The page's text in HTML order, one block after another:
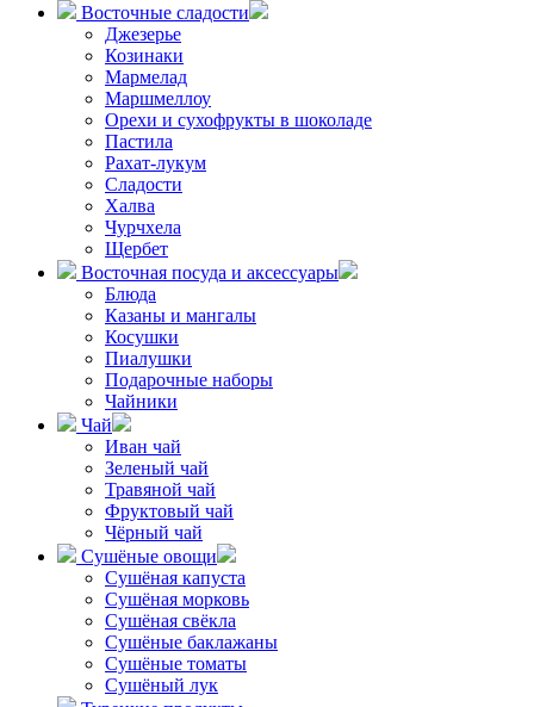
Восточные сладости
Джезерье
Козинаки
Мармелад
Маршмеллоу
Орехи и сухофрукты в шоколаде
Пастила
Рахат-лукум
Сладости
Халва
Чурчхела
Щербет
Восточная посуда и аксессуары
Блюда
Казаны и мангалы
Косушки
Пиалушки
Подарочные наборы
Чайники
Чай
Иван чай
Зеленый чай
Травяной чай
Фруктовый чай
Чёрный чай
Сушёные овощи
Сушёная капуста
Сушёная морковь
Сушёная свёкла
Сушёные баклажаны
Сушёные томаты
Сушёный лук